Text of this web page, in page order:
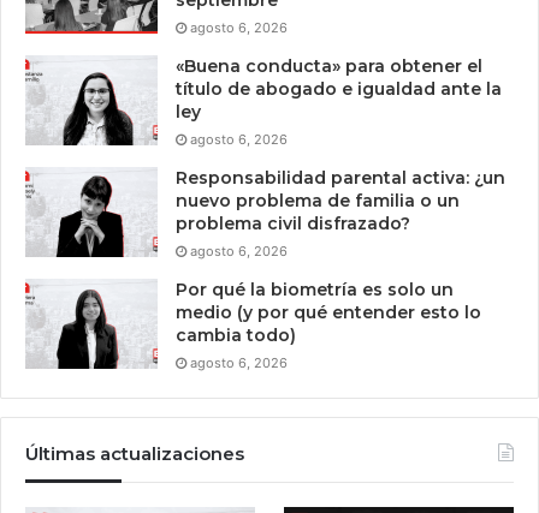
agosto 6, 2026
«Buena conducta» para obtener el
título de abogado e igualdad ante la
ley
agosto 6, 2026
Responsabilidad parental activa: ¿un
nuevo problema de familia o un
problema civil disfrazado?
agosto 6, 2026
Por qué la biometría es solo un
medio (y por qué entender esto lo
cambia todo)
agosto 6, 2026
Últimas actualizaciones